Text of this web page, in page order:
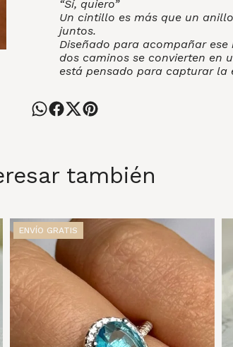
“Sí, quiero”
Un cintillo es más que un
juntos.
Diseñado para acompañar
dos caminos se convierten en
está pensado para capturar
también
ENVÍO GRATIS